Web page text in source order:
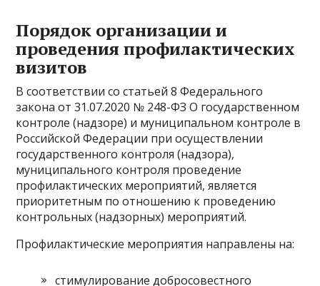
Порядок организации и
проведения профилактических
визитов
В соответствии со статьей 8 Федерального
закона от 31.07.2020 № 248-ФЗ О государственном
контроле (надзоре) и муниципальном контроле в
Российской Федерации при осуществлении
государственного контроля (надзора),
муниципального контроля проведение
профилактических мероприятий, является
приоритетным по отношению к проведению
контрольных (надзорных) мероприятий.
Профилактические мероприятия направлены на:
стимулирование добросовестного